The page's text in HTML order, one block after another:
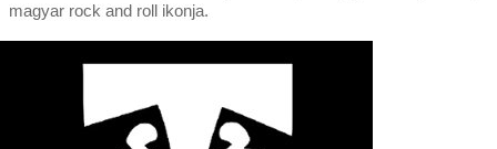
magyar rock and roll ikonja.